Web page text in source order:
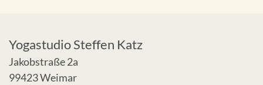
Yogastudio Steffen Katz
Jakobstraße 2a
99423 Weimar